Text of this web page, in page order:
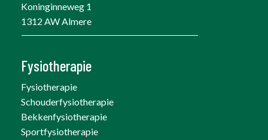
Koninginneweg 1
1312 AW Almere
Fysiotherapie
Fysiotherapie
Schouderfysiotherapie
Bekkenfysiotherapie
Sportfysiotherapie